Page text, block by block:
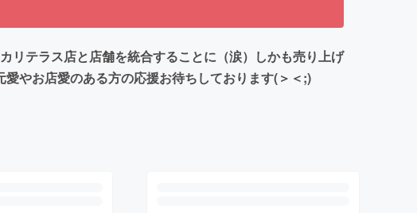
リテラス店と店舗を統合することに（涙）しかも売り上げ
やお店愛のある方の応援お待ちしております(＞＜;)